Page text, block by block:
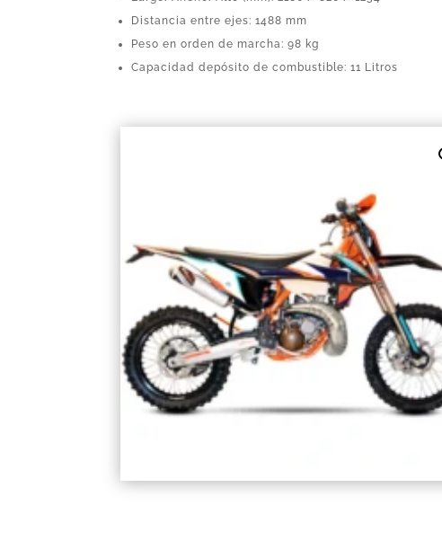
Distancia entre ejes: 1488 mm
Peso en orden de marcha: 98 kg
Capacidad depósito de combustible: 11 Litros